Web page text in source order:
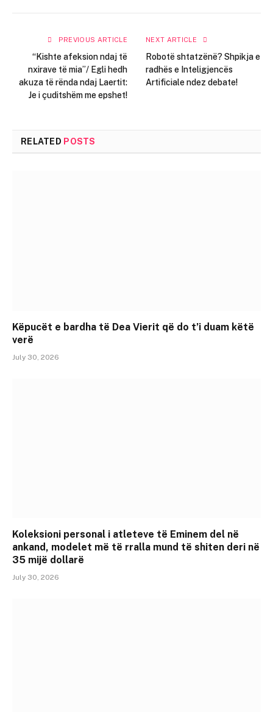
PREVIOUS ARTICLE
“Kishte afeksion ndaj të
nxirave të mia”/ Egli hedh
akuza të rënda ndaj Laertit:
Je i çuditshëm me epshet!
NEXT ARTICLE
Robotë shtatzënë? Shpikja e
radhës e Inteligjencës
Artificiale ndez debate!
RELATED POSTS
Këpucët e bardha të Dea Vierit që do t’i duam këtë
verë
July 30, 2026
Koleksioni personal i atleteve të Eminem del në
ankand, modelet më të rralla mund të shiten deri në
35 mijë dollarë
July 30, 2026